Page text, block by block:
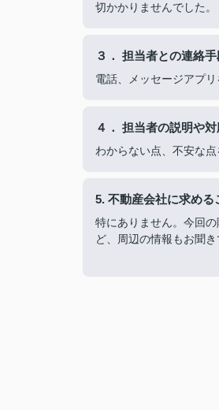
切かかりませんでした。
３． 担当者との連絡手
電話、メッセージアプリ
４． 担当者の説明や対
わからない点、不安な
5. 不動産会社に求める
特にありません。今回
ど、周辺の情報もお聞